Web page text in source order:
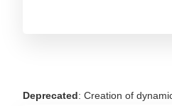
Deprecated: Creation of